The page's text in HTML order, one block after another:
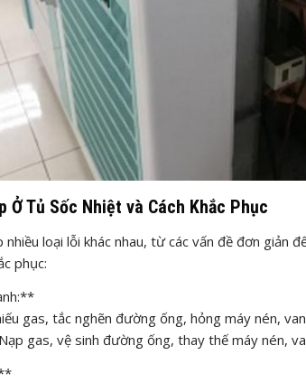
Ở Tủ Sốc Nhiệt và Cách Khắc Phục
loại lỗi khác nhau, từ các vấn đề đơn giản
phục:
gas, tắc nghẽn đường ống, hỏng máy nén,
gas, vệ sinh đường ống, thay thế máy nén,